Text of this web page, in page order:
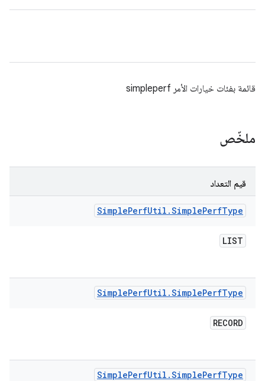
قائمة بفئات خيارات الأمر simpleperf
ملخّص
قيم التعداد
SimplePerfUtil .SimplePerfType
LIST
SimplePerfUtil .SimplePerfType
RECORD
SimplePerfUtil .SimplePerfType